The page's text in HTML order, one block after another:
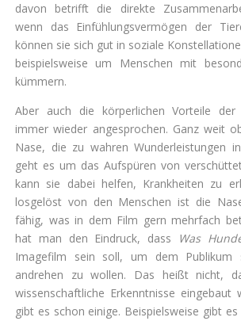
davon betrifft die direkte
wenn das Einfühlungsvermögen der
können sie sich gut in soziale
beispielsweise um Menschen mit
kümmern.
Aber auch die körperlichen Vorteile der
immer wieder angesprochen. Ganz weit
Nase, die zu wahren Wunderleistungen
geht es um das Aufspüren von
kann sie dabei helfen, Krankheiten zu
losgelöst von den Menschen ist die
fähig, was in dem Film gern mehrfach
hat man den Eindruck, dass
Was
Imagefilm sein soll, um dem Publikum
andrehen zu wollen. Das heißt nicht,
wissenschaftliche Erkenntnisse eingebaut
gibt es schon einige. Beispielsweise gibt